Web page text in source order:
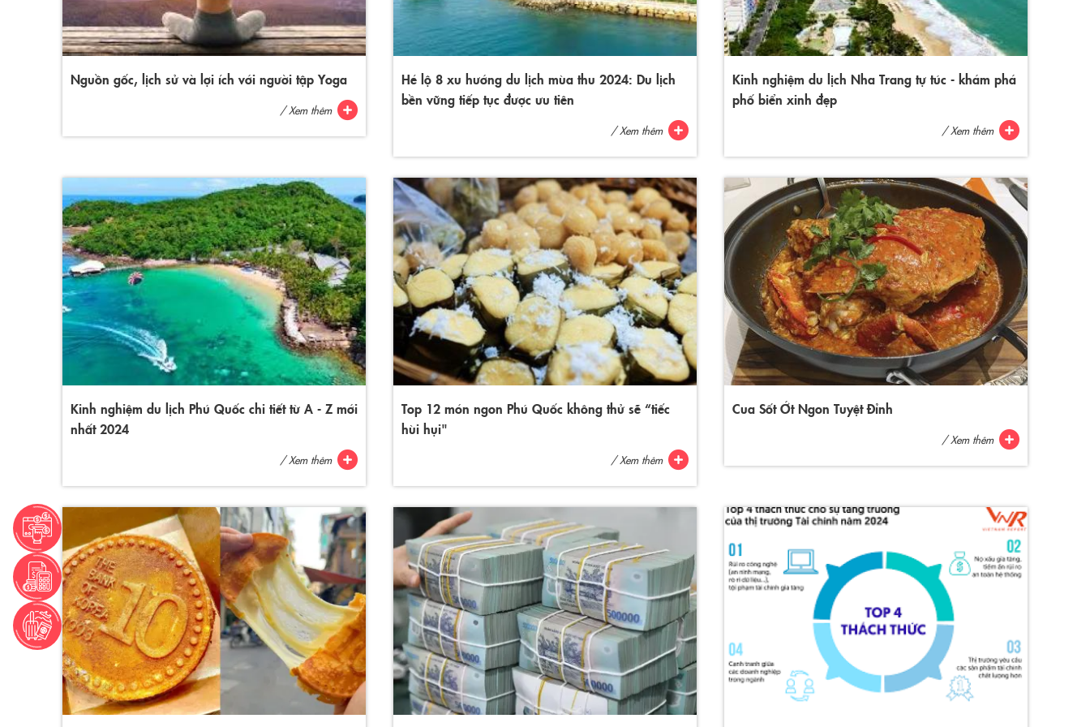
Nguồn gốc, lịch sử và lợi ích với người tập Yoga
/ Xem thêm
Hé lộ 8 xu hướng du lịch mùa thu 2024: Du lịch
bền vững tiếp tục được ưu tiên
/ Xem thêm
Kinh nghiệm du lịch Nha Trang tự túc - khám phá
phố biển xinh đẹp
/ Xem thêm
Kinh nghiệm du lịch Phú Quốc chi tiết từ A - Z mới
nhất 2024
/ Xem thêm
Top 12 món ngon Phú Quốc không thử sẽ “tiếc
hùi hụi"
/ Xem thêm
Cua Sốt Ớt Ngon Tuyệt Đỉnh
/ Xem thêm